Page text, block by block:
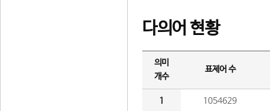
다의어 현황
의미
개수
표제어 수
1 1054629